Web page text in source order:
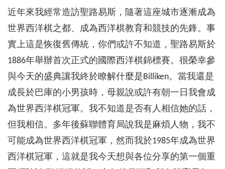
近年來我經常造訪聖路易斯，隨著這座城市逐漸成為
世界西洋棋之都、成為西洋棋教育和競技的先鋒。事
實上這是恢復舊傳統，你們或許不知道，聖路易斯於
1886年舉辦首次正式的國際西洋棋錦標賽。很榮幸參
與今天的盛典讓我終於瞭解什麼是Billiken。當我還是
成長於巴庫的小男孩時，母親說或許有朝一日我會成
為世界西洋棋冠軍。我不知道是否有人相信她的話，
但我相信。多年後蘇聯體育局說我是麻煩人物，我不
可能成為世界西洋棋冠軍，然而我於1985年成為世界
西洋棋冠軍，這就是我今天想與各位分享的第一個重